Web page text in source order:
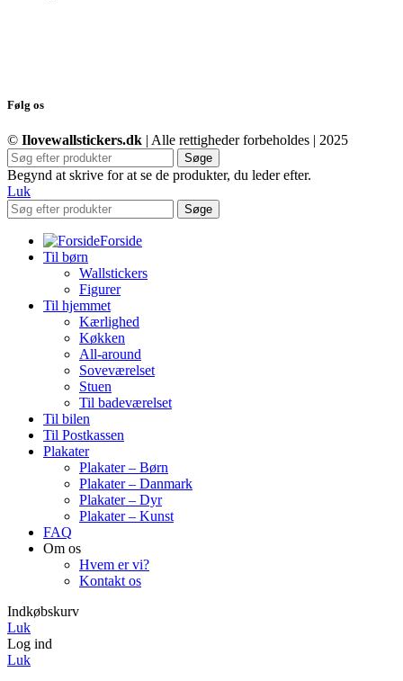
Følg os
© Ilovewallstickers.dk | Alle rettigheder forbeholdes | 2025
Søge
Begynd at skrive for at se de produkter, du leder efter.
Luk
Søge
Forside
Til børn
Wallstickers
Figurer
Til hjemmet
Kærlighed
Køkken
All-around
Soveværelset
Stuen
Til badeværelset
Til bilen
Til Postkassen
Plakater
Plakater – Børn
Plakater – Danmark
Plakater – Dyr
Plakater – Kunst
FAQ
Om os
Hvem er vi?
Kontakt os
Indkøbskurv
Luk
Log ind
Luk